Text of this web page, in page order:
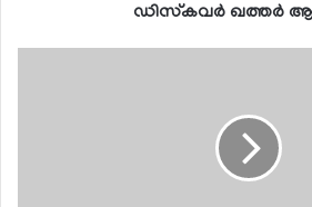
ഡിസ്‌കവര്‍ ഖത്തര്‍